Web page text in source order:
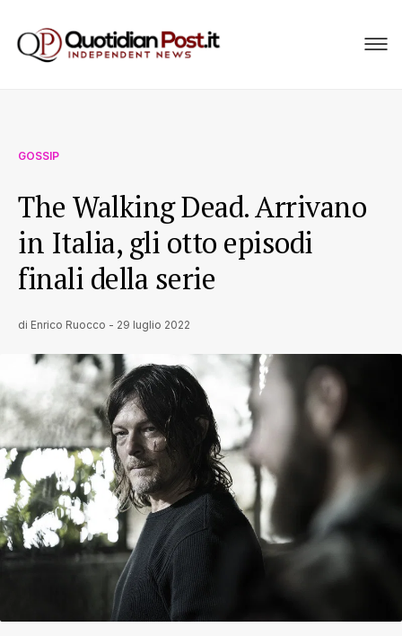
GOSSIP
The Walking Dead. Arrivano
in Italia, gli otto episodi
finali della serie
di Enrico Ruocco - 29 luglio 2022